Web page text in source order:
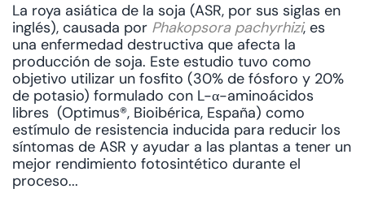
La roya asiática de la soja (ASR, por sus siglas en
inglés), causada por Phakopsora pachyrhizi, es
una enfermedad destructiva que afecta la
producción de soja. Este estudio tuvo como
objetivo utilizar un fosfito (30% de fósforo y 20%
de potasio) formulado con L-α-aminoácidos
libres (Optimus®, Bioibérica, España) como
estímulo de resistencia inducida para reducir los
síntomas de ASR y ayudar a las plantas a tener un
mejor rendimiento fotosintético durante el
proceso...